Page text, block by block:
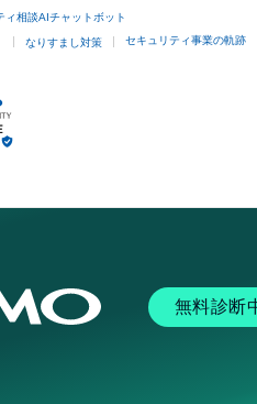
ィ相談AIチャットボット
なりすまし対策 セキュリティ事業の軌跡
無料診断